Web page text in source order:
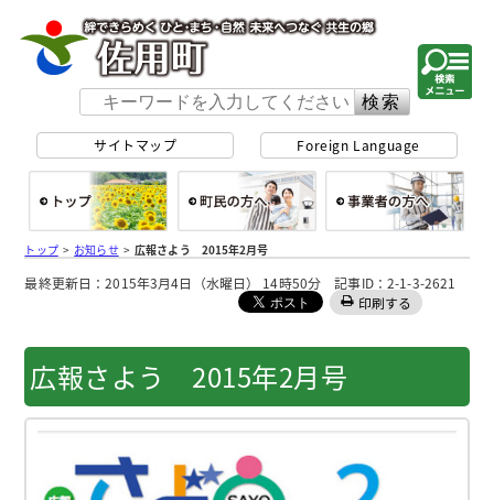
サイトマップ Foreign Language
総合トップ
トップ> お知らせ>広報さよう 2015年2月号
最終更新日：2015年3月4日（水曜日） 14時50分 記事ID：2-1-3-2621
印刷する
広報さよう 2015年2月号